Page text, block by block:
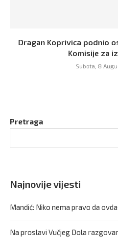
Dragan Koprivica podnio
Komisije za
Subota, 8
Pretraga
Najnovije vijesti
Mandić: Niko nema pravo da
Na proslavi Vučjeg Dola